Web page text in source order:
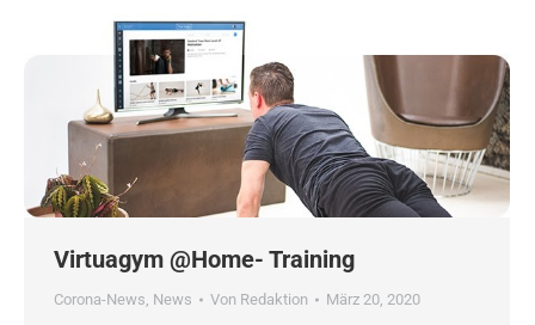
Virtuagym @Home- Training
Corona-News News Von Redaktion März 20, 2020